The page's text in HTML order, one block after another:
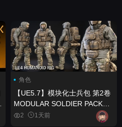
角色
【UE5.7】模块化士兵包 第2卷
MODULAR SOLDIER PACK
Vol. 2
2 1天前